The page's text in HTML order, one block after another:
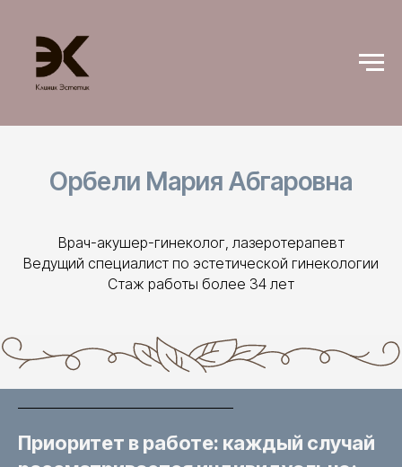
Орбели Мария Абгаровна
Врач-акушер-гинеколог, лазеротерапевт
Ведущий специалист по эстетической гинекологии
Стаж работы более 34 лет
Приоритет в работе: каждый случай